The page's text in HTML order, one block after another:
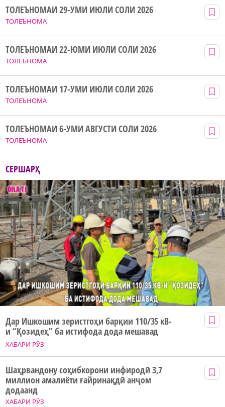
ТОЛЕЪНОМА
ТОЛЕЪНОМАИ 29-УМИ ИЮЛИ СОЛИ 2026
ТОЛЕЪНОМА
ТОЛЕЪНОМАИ 22-ЮМИ ИЮЛИ СОЛИ 2026
ТОЛЕЪНОМА
ТОЛЕЪНОМАИ 17-УМИ ИЮЛИ СОЛИ 2026
ТОЛЕЪНОМА
ТОЛЕЪНОМАИ 6-УМИ АВГУСТИ СОЛИ 2026
СЕРШАРҲ
ХАБАРИ РӮЗ
Дар Ишкошим зеристгоҳи барқии 110/35 кВ-
и “Қозидеҳ” ба истифода дода мешавад
ХАБАРИ РӮЗ
Шаҳрвандону соҳибкорони инфиродӣ 3,7
миллион амалиёти ғайринақдӣ анҷом
додаанд